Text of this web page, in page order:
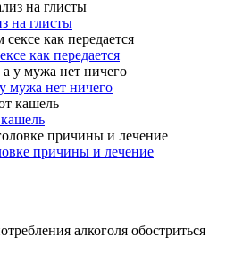
на глисты
как передается
мужа нет ничего
причины и лечение